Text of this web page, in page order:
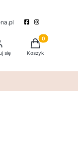
się
Produkty w
Koszyk